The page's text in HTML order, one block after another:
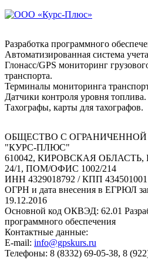
Разработка программного
Автоматизированная система
Глонасс/GPS мониторинг
транспорта.
Терминалы мониторинга
Датчики контроля уровня топлива.
Тахографы, карты для тахографов.
ОБЩЕСТВО С
"КУРС-ПЛЮС"
610042, КИРОВСКАЯ ОБЛАСТЬ,
24/1, ПОМ/ОФИС 1002/214
ИНН 4329018792 / КПП 434501001
ОГРН и дата внесения в ЕГРЮЛ
19.12.2016
Основной код ОКВЭД: 62.01
программного обеспечения
Контактные данные:
E-mail: info@gpskurs.ru
Телефоны: 8 (8332) 69-05-38, 8